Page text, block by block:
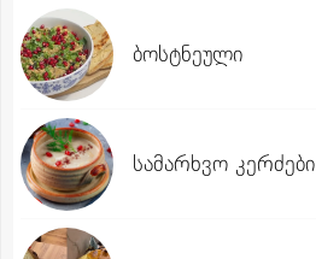
ბოსტნეული
სამარხვო კერძები